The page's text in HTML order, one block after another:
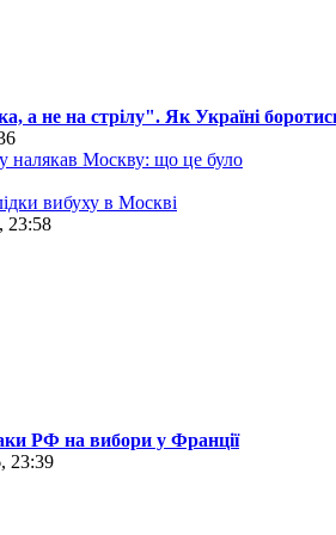
а не на стрілу". Як Україні
налякав Москву: що це було
вибуху в Москві
23:58
РФ на вибори у Франції
23:39